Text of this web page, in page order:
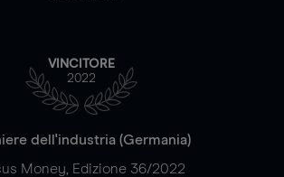
VINCITORE
2022
dell'industria (Germania)
Money, Edizione 36/2022